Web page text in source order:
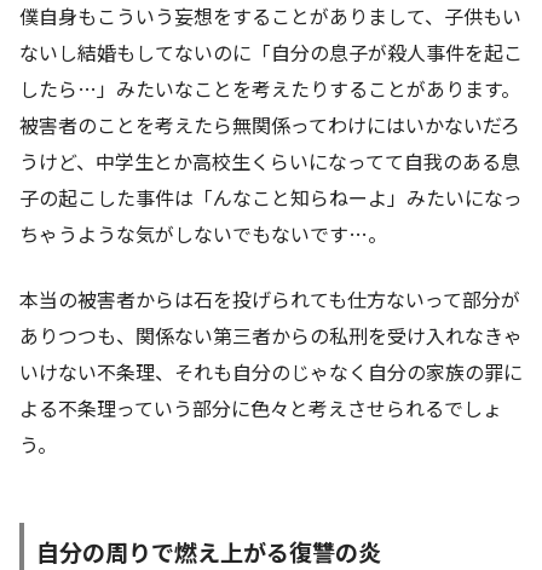
僕自身もこういう妄想をすることがありまして、子供もい
ないし結婚もしてないのに「自分の息子が殺人事件を起こ
したら…」みたいなことを考えたりすることがあります。
被害者のことを考えたら無関係ってわけにはいかないだろ
うけど、中学生とか高校生くらいになってて自我のある息
子の起こした事件は「んなこと知らねーよ」みたいになっ
ちゃうような気がしないでもないです…。
本当の被害者からは石を投げられても仕方ないって部分が
ありつつも、関係ない第三者からの私刑を受け入れなきゃ
いけない不条理、それも自分のじゃなく自分の家族の罪に
よる不条理っていう部分に色々と考えさせられるでしょ
う。
自分の周りで燃え上がる復讐の炎